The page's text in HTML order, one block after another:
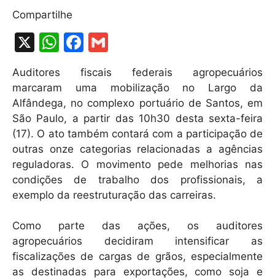
Compartilhe
X
W
at
s
A
p
p
F
a
c
e
b
o
o
k
ai
l
Auditores fiscais federais agropecuários
marcaram uma mobilização no Largo da
Alfândega, no complexo portuário de Santos, em
São Paulo, a partir das 10h30 desta sexta-feira
(17). O ato também contará com a participação de
outras onze categorias relacionadas a agências
reguladoras. O movimento pede melhorias nas
condições de trabalho dos profissionais, a
exemplo da reestruturação das carreiras.
Como parte das ações, os auditores
agropecuários decidiram intensificar as
fiscalizações de cargas de grãos, especialmente
as destinadas para exportações, como soja e